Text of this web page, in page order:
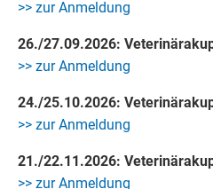
>> zur Anmeldung
26./27.09.2026:
>> zur Anmeldung
24./25.10.2026:
>> zur Anmeldung
21./22.11.2026:
>> zur Anmeldung